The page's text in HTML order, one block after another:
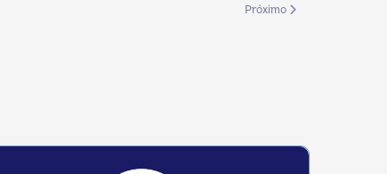
Próximo artigo: Sistema
Próximo